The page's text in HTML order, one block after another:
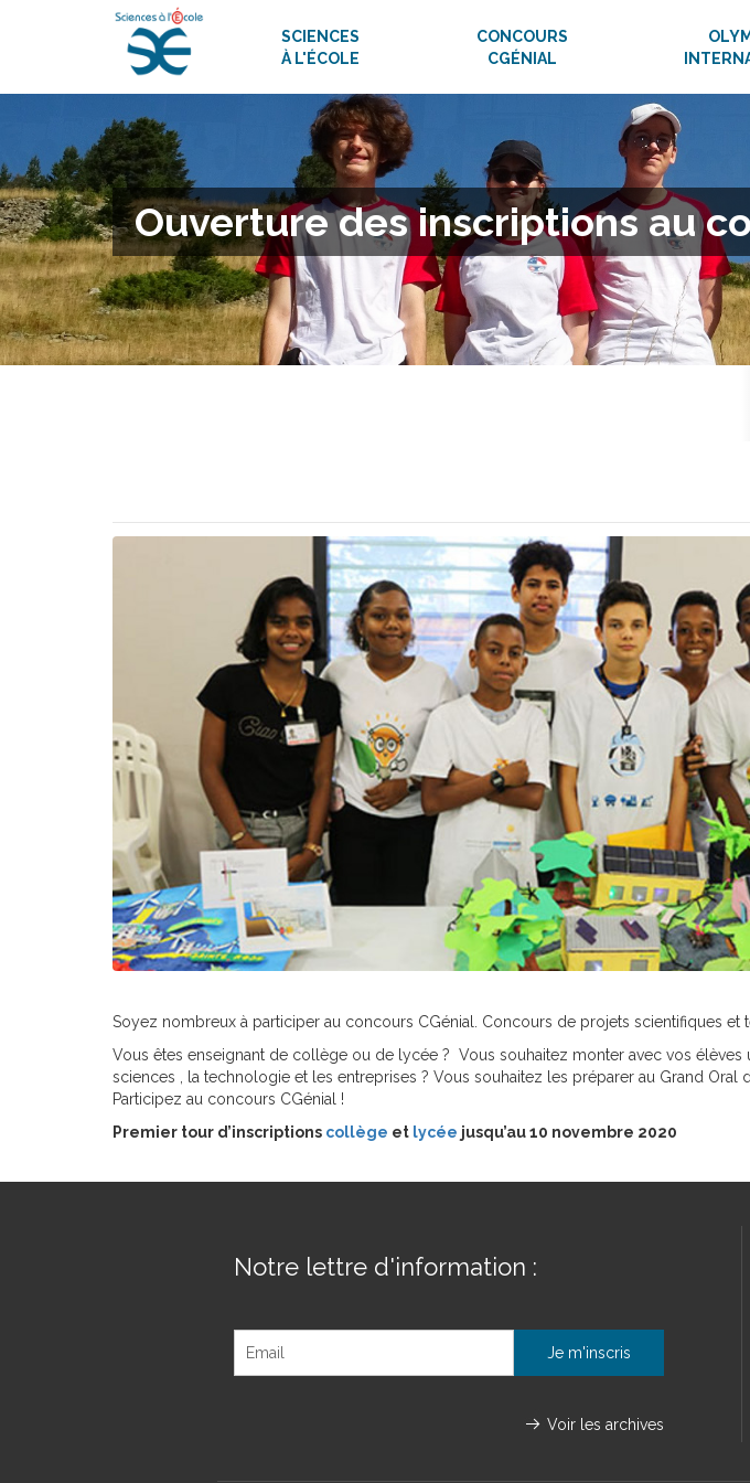
SCIENCES
À L'ÉCOLE
CONCOURS
CGÉNIAL
Ouverture des inscriptions au
Soyez nombreux à participer au concours CGénial. Concours de projets scientifiques et
Vous êtes enseignant de collège ou de lycée ? Vous souhaitez monter avec vos élèves
sciences , la technologie et les entreprises ? Vous souhaitez les préparer au Grand Oral
Participez au concours CGénial !
Premier tour d’inscriptions collège et lycée jusqu’au 10 novembre 2020
Notre lettre d'information :
Voir les archives